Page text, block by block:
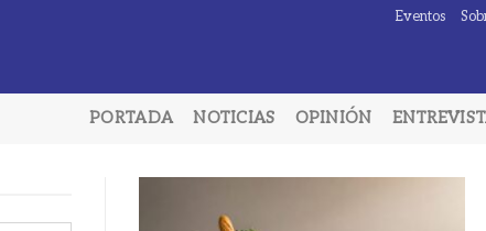
Eventos
PORTADA NOTICIAS OPINIÓN